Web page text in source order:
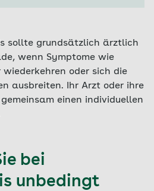
sollte grundsätzlich ärztlich
wenn Symptome wie
wiederkehren oder sich die
ausbreiten. Ihr Arzt oder ihre
einen individuellen
bei
unbedingt